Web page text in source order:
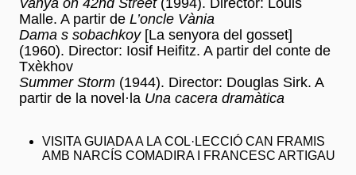
Vanya on 42nd Street(1994). Director: Louis
Malle. A partir de L’oncle Vània
Dama s sobachkoy[La senyora del gosset]
(1960). Director: Iosif Heifitz. A partir del conte de
Txèkhov
Summer Storm (1944). Director: Douglas Sirk. A
partir de la novel·la Una cacera dramàtica
VISITA GUIADA A LA COL·LECCIÓ CAN FRAMIS
AMB NARCÍS COMADIRA I FRANCESC ARTIGAU